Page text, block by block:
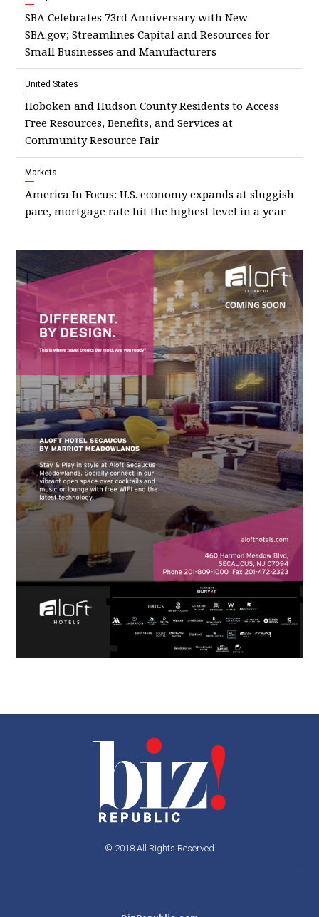
SBA Celebrates 73rd Anniversary with New
SBA.gov; Streamlines Capital and Resources for
Small Businesses and Manufacturers
United States
Hoboken and Hudson County Residents to Access
Free Resources, Benefits, and Services at
Community Resource Fair
Markets
America In Focus: U.S. economy expands at sluggish
pace, mortgage rate hit the highest level in a year
© 2018 All Rights Reserved